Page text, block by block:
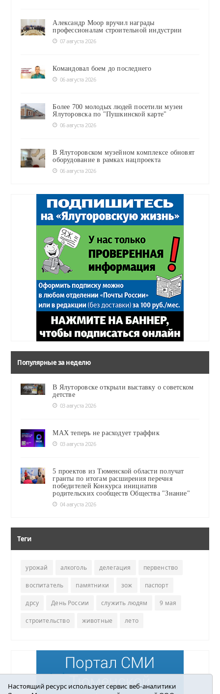
Александр Моор вручил награды
профессионалам строительной индустрии
07 августа 2026
Командовал боем до последнего
06 августа 2026
Более 700 молодых людей посетили музеи
Ялуторовска по "Пушкинской карте"
06 августа 2026
В Ялуторовском музейном комплексе обновят
оборудование в рамках нацпроекта
06 августа 2026
Популярные за неделю
В Ялуторовске открыли выставку о советском
детстве
03 августа 2026
MAX теперь не расходует траффик
03 августа 2026
5 проектов из Тюменской области получат
гранты по итогам расширения перечня
победителей Конкурса инициатив
родительских сообществ Общества "Знание"
04 августа 2026
Теги
урожай алкоголь делегация первенство
воспитатель памятники зож паспорт
дрсу День России служить людям 9 мая
строительство животные лето
Настоящий ресурс использует сервис веб-аналитики